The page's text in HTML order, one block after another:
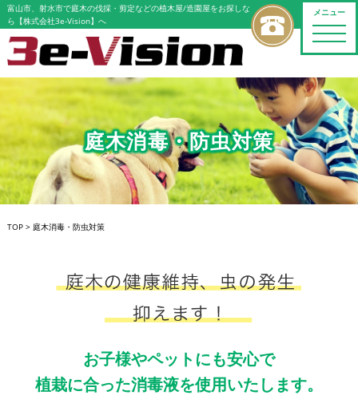
メニュー
toggle
富山市、射水市で庭木の伐採・剪定などの植木屋/造園屋をお探しな
ら【株式会社3e-Vision】へ
庭木消毒・防虫対策
TOP> 庭木消毒・防虫対策
お子様やペットにも安心で
植栽に合った消毒液を使用いたします。